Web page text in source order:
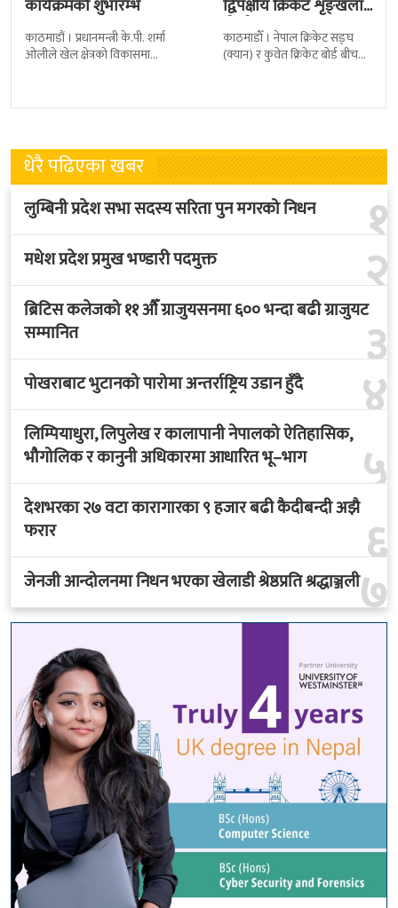
कार्यक्रमको शुभारम्भ
काठमाडौं । प्रधानमन्त्री के.पी. शर्मा
ओलीले खेल क्षेत्रको विकासमा
फुटबल संघ
द्विपक्षीय क्रिकेट शृङ्खला
खेल्ने
काठमाडाैँ । नेपाल क्रिकेट सङ्घ
(क्यान) र कुवेत क्रिकेट बोर्ड बीच
भएकाे
धेरै पढिएका खबर
१
लुम्बिनी प्रदेश सभा सदस्य सरिता पुन मगरको निधन
२
मधेश प्रदेश प्रमुख भण्डारी पदमुक्त
३
ब्रिटिस कलेजको ११ औँ ग्राजुयसनमा ६०० भन्दा बढी ग्राजुयट
सम्मानित
४
पोखराबाट भुटानको पारोमा अन्तर्राष्ट्रिय उडान हुँदै
५
लिम्पियाधुरा, लिपुलेख र कालापानी नेपालको ऐतिहासिक,
भौगोलिक र कानुनी अधिकारमा आधारित भू–भाग
६
देशभरका २७ वटा कारागारका ९ हजार बढी कैदीबन्दी अझै
फरार
७
जेनजी आन्दोलनमा निधन भएका खेलाडी श्रेष्ठप्रति श्रद्धाञ्जली